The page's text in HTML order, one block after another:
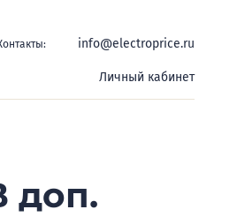
info@electroprice.ru
Личный кабинет
доп.